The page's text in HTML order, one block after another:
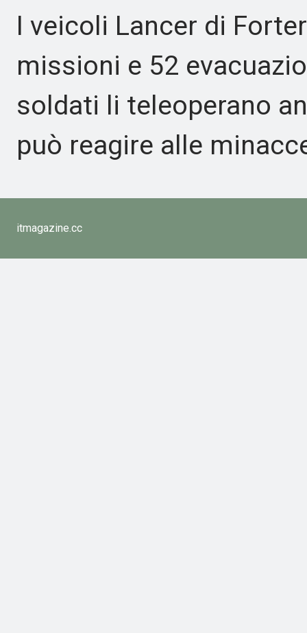
I veicoli Lancer di
missioni e 52
soldati li teleoperano
può reagire alle
itmagazine.cc